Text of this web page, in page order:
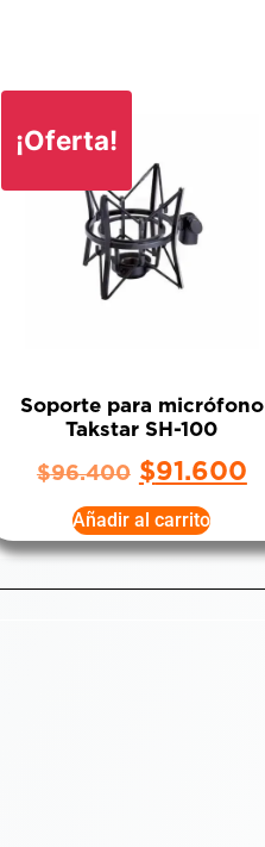
¡Oferta!
Soporte para micrófono
Takstar SH-100
$96.400 $91.600
Añadir al carrito